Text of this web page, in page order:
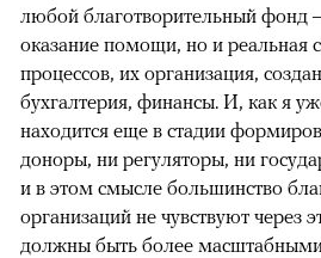
любой благотворительный фонд
оказание помощи, но и реальная
процессов, их организация,
бухгалтерия, финансы. И, как я
находится еще в стадии
доноры, ни регуляторы, ни
и в этом смысле большинство
организаций не чувствуют через
должны быть более